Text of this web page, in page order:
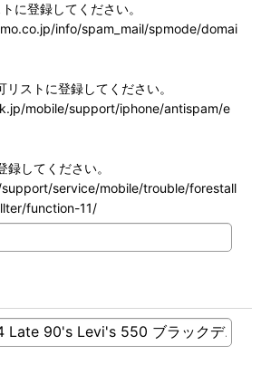
登録してください。
info/spam_mail/spmode/domai
ストに登録してください。
mobile/support/iphone/antispam/e
してください。
service/mobile/trouble/forestall
function-11/